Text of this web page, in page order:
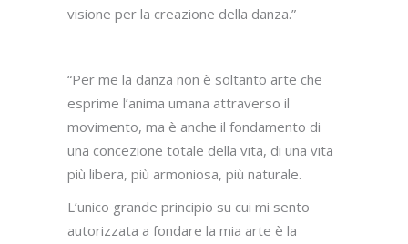
visione per la creazione della danza.”
“Per me la danza non è soltanto arte che
esprime l’anima umana attraverso il
movimento, ma è anche il fondamento di
una concezione totale della vita, di una vita
più libera, più armoniosa, più naturale.
L’unico grande principio su cui mi sento
autorizzata a fondare la mia arte è la